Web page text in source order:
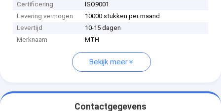
Certificering
ISO9001
Levering vermogen
10000 stukken per maand
Levertijd
10-15 dagen
Merknaam
MTH
Bekijk meer
Contactgegevens